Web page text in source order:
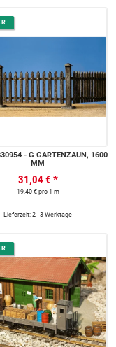
MM
31,04 € *
19,40 € pro 1 m
Lieferzeit: 2 - 3 Werktage